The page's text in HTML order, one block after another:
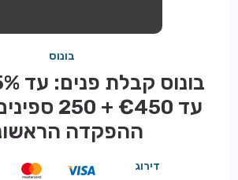
טיפים
בונוס
עד €450 +
ההפקדה
דירוג